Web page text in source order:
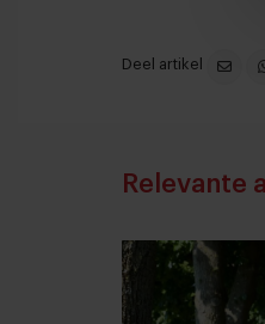
Deel artikel
Relevante